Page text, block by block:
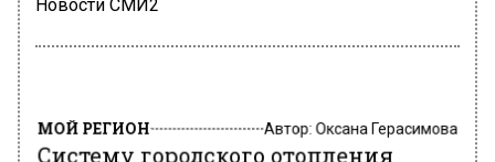
Новости СМИ2
МОЙ РЕГИОН Автор: Оксана Герасимова
Систему городского отопления